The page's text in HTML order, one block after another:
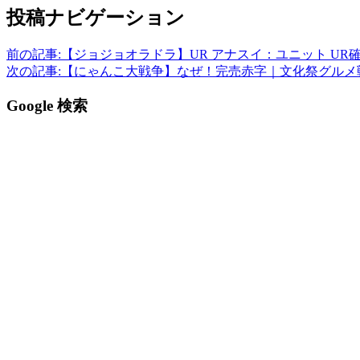
投稿ナビゲーション
前の記事: 【ジョジョオラドラ】UR アナスイ：ユニット UR
次の記事: 【にゃんこ大戦争】なぜ！完売赤字｜文化祭グルメ
Google 検索